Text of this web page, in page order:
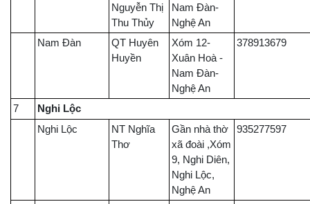
Nguyễn Thị
Thu Thủy
Nam Đàn-
Nghệ An
Nam Đàn
QT Huyên
Huyền
Xóm 12-
Xuân Hoà -
Nam Đàn-
Nghệ An
378913679
7
Nghi Lộc
Nghi Lộc
NT Nghĩa
Thơ
Gần nhà thờ
xã đoài ,Xóm
9, Nghi Diên,
Nghi Lộc,
Nghệ An
935277597